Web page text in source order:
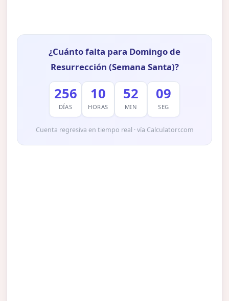
¿Cuánto falta para Domingo de
Resurrección (Semana Santa)?
256
DÍAS
10
HORAS
52
MIN
08
SEG
Cuenta regresiva en tiempo real · vía Calculatorr.com